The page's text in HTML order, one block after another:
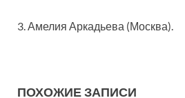
3. Амелия Аркадьева (Москва).
ПОХОЖИЕ ЗАПИСИ